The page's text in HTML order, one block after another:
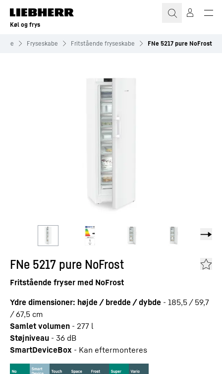
Køl og frys
Fryseskabe Fritstående fryseskabe FNe 5217 pure NoFrost
FNe 5217 pure NoFrost
Fritstående fryser med NoFrost
Ydre dimensioner: højde / bredde / dybde - 185,5 / 59,7
/ 67,5 cm
Samlet volumen - 277 l
Støjniveau - 36 dB
SmartDeviceBox - Kan eftermonteres